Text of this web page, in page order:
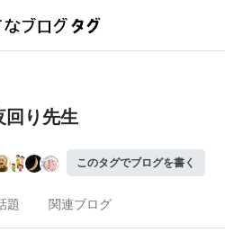
回り先生
このタグでブログを書く
題 関連ブログ